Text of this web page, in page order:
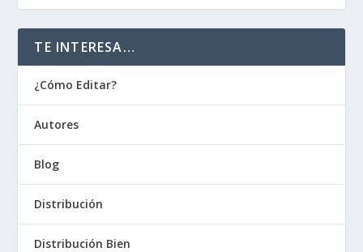
TE INTERESA…
¿Cómo Editar?
Autores
Blog
Distribución
Distribución Bien